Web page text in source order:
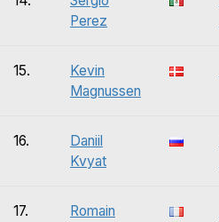
Perez
15.
Kevin
Magnussen
16.
Daniil
Kvyat
17.
Romain